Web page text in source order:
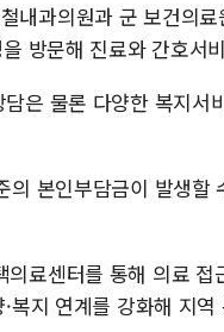
내과의원과 군 보건의
방문해 진료와 간호서
은 물론 다양한 복지
의 본인부담금이 발생할
료센터를 통해 의료
복지 연계를 강화해 지